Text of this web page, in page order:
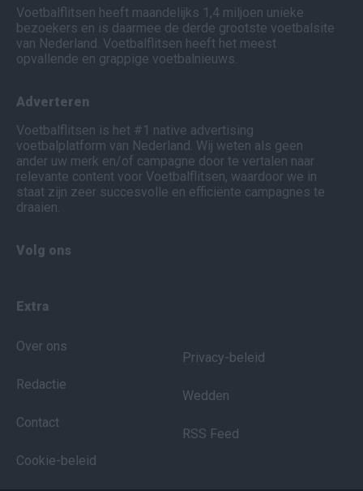
Voetbalflitsen heeft maandelijks 1,4 miljoen unieke
bezoekers en is daarmee de derde grootste voetbalsite
van Nederland. Voetbalflitsen heeft het meest
opvallende en grappige voetbalnieuws.
Adverteren
Voetbalflitsen is het #1 native advertising
voetbalplatform van Nederland. Wij weten als geen
ander uw merk en/of campagne door te vertalen naar
relevante content voor Voetbalflitsen, waardoor we in
staat zijn zeer succesvolle en efficiënte campagnes te
draaien.
Volg ons
Extra
Over ons
Redactie
Contact
Cookie-beleid
Privacy-beleid
Wedden
RSS Feed